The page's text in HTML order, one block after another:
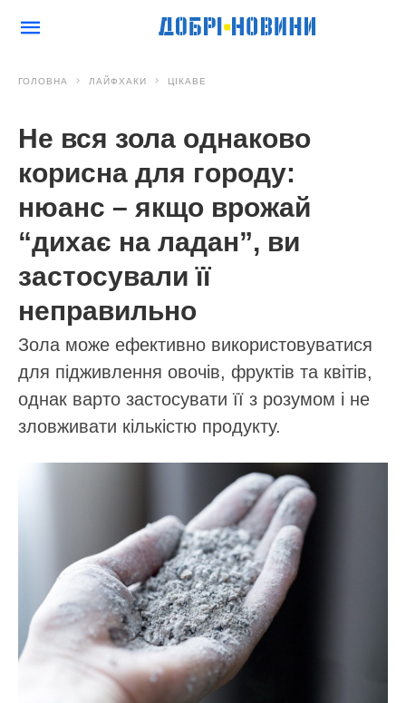
ГОЛОВНА ЛАЙФХАКИ ЦІКАВЕ
Не вся зола однаково
корисна для городу:
нюанс – якщо врожай
“дихає на ладан”, ви
застосували її
неправильно
Зола може ефективно використовуватися
для підживлення овочів, фруктів та квітів,
однак варто застосувати її з розумом і не
зловживати кількістю продукту.